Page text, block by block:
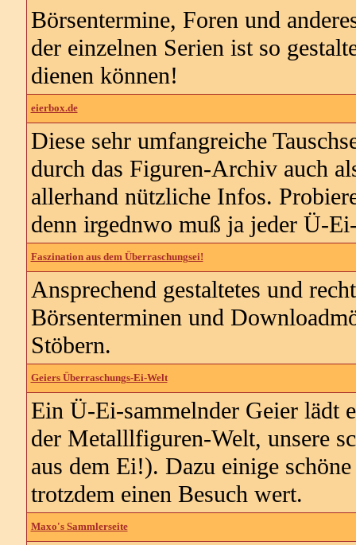
Börsentermine, Foren und
der einzelnen Serien ist so
dienen können!
eierbox.de
Diese sehr umfangreiche
durch das Figuren-Archiv auch
allerhand nützliche Infos.
denn irgednwo muß ja jeder Ü-
Faszination aus dem Überraschungsei!
Ansprechend gestaltetes und
Börsenterminen und
Stöbern.
Geiers Überraschungs-Ei-Welt
Ein Ü-Ei-sammelnder Geier lädt
der Metalllfiguren-Welt, unsere
aus dem Ei!). Dazu einige
trotzdem einen Besuch wert.
Maxo's Sammlerseite